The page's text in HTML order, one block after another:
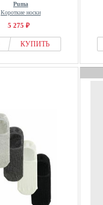
Puma
Короткие носки
5 275 ₽
КУПИТЬ